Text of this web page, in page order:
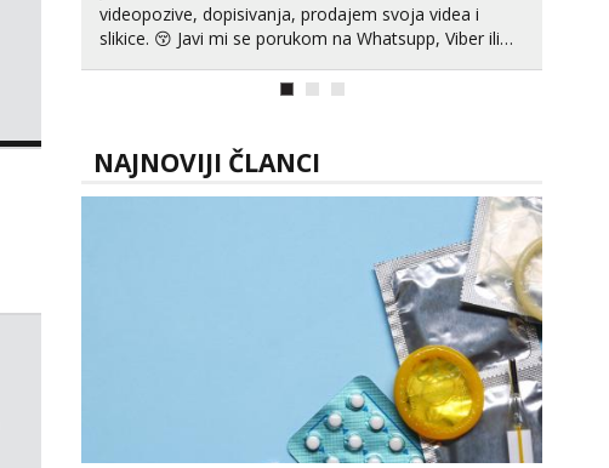
Mira
Čekam tvoj poziv!
tel:0,93€ - mob:1,12€ min
videopozive, dopisivanja, prodajem svoja videa i
slikice. 😚 Javi mi se porukom na Whatsupp, Viber ili
NAJNOVIJI ČLANCI